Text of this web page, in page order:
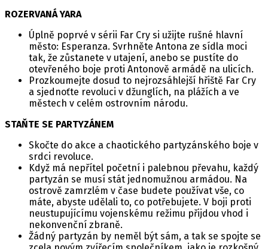
ROZERVANÁ YARA
Úplně poprvé v sérii Far Cry si užijte rušné hlavní
město: Esperanza. Svrhněte Antona ze sídla moci
tak, že zůstanete v utajení, anebo se pustíte do
otevřeného boje proti Antonově armádě na ulicích.
Prozkoumejte dosud to nejrozsáhlejší hřiště Far Cry
a sjednoťte revoluci v džunglích, na plážích a ve
městech v celém ostrovním národu.
STAŇTE SE PARTYZÁNEM
Skočte do akce a chaotického partyzánského boje v
srdci revoluce.
Když má nepřítel početní i palebnou převahu, každý
partyzán se musí stát jednomužnou armádou. Na
ostrově zamrzlém v čase budete používat vše, co
máte, abyste udělali to, co potřebujete. V boji proti
neustupujícímu vojenskému režimu přijdou vhod i
nekonvenční zbraně.
Žádný partyzán by neměl být sám, a tak se spojte se